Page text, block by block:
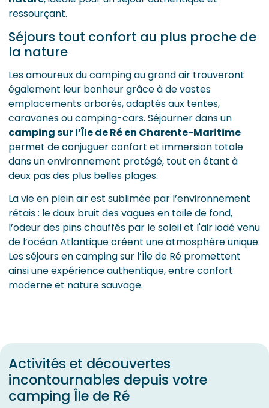
ressourçant.
Séjours tout confort au plus proche de
la nature
Les amoureux du camping au grand air trouveront
également leur bonheur grâce à de vastes
emplacements arborés, adaptés aux tentes,
caravanes ou camping-cars. Séjourner dans un
camping sur l’Île de Ré en Charente-Maritime
permet de conjuguer confort et immersion totale
dans un environnement protégé, tout en étant à
deux pas des plus belles plages.
La vie en plein air est sublimée par l’environnement
rétais : le doux bruit des vagues en toile de fond,
l’odeur des pins chauffés par le soleil et l'air iodé venu
de l’océan Atlantique créent une atmosphère unique.
Les séjours en camping sur l’Île de Ré promettent
ainsi une expérience authentique, entre confort
moderne et nature sauvage.
Activités et découvertes
incontournables depuis votre
camping Île de Ré